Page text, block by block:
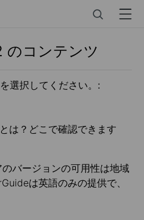
Menu
のコンテンツ
選択してください。:
は？どこで確認できます
バージョンの可用性は地域
は英語のみの提供で、